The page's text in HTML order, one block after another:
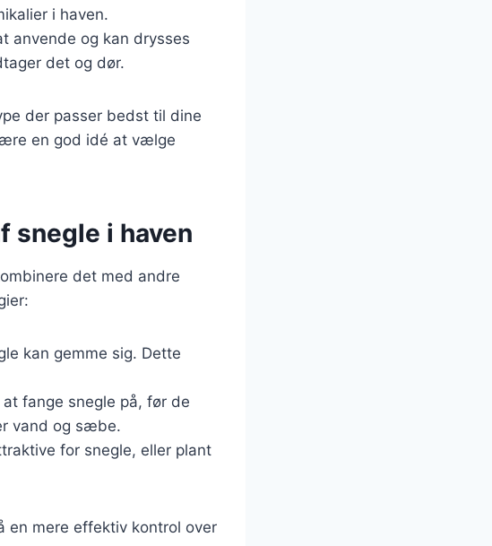
i haven.
anvende og kan drysses
det og dør.
der passer bedst til dine
en god idé at vælge
snegle i haven
det med andre
kan gemme sig. Dette
fange snegle på, før de
vand og sæbe.
for snegle, eller plant
en mere effektiv kontrol over